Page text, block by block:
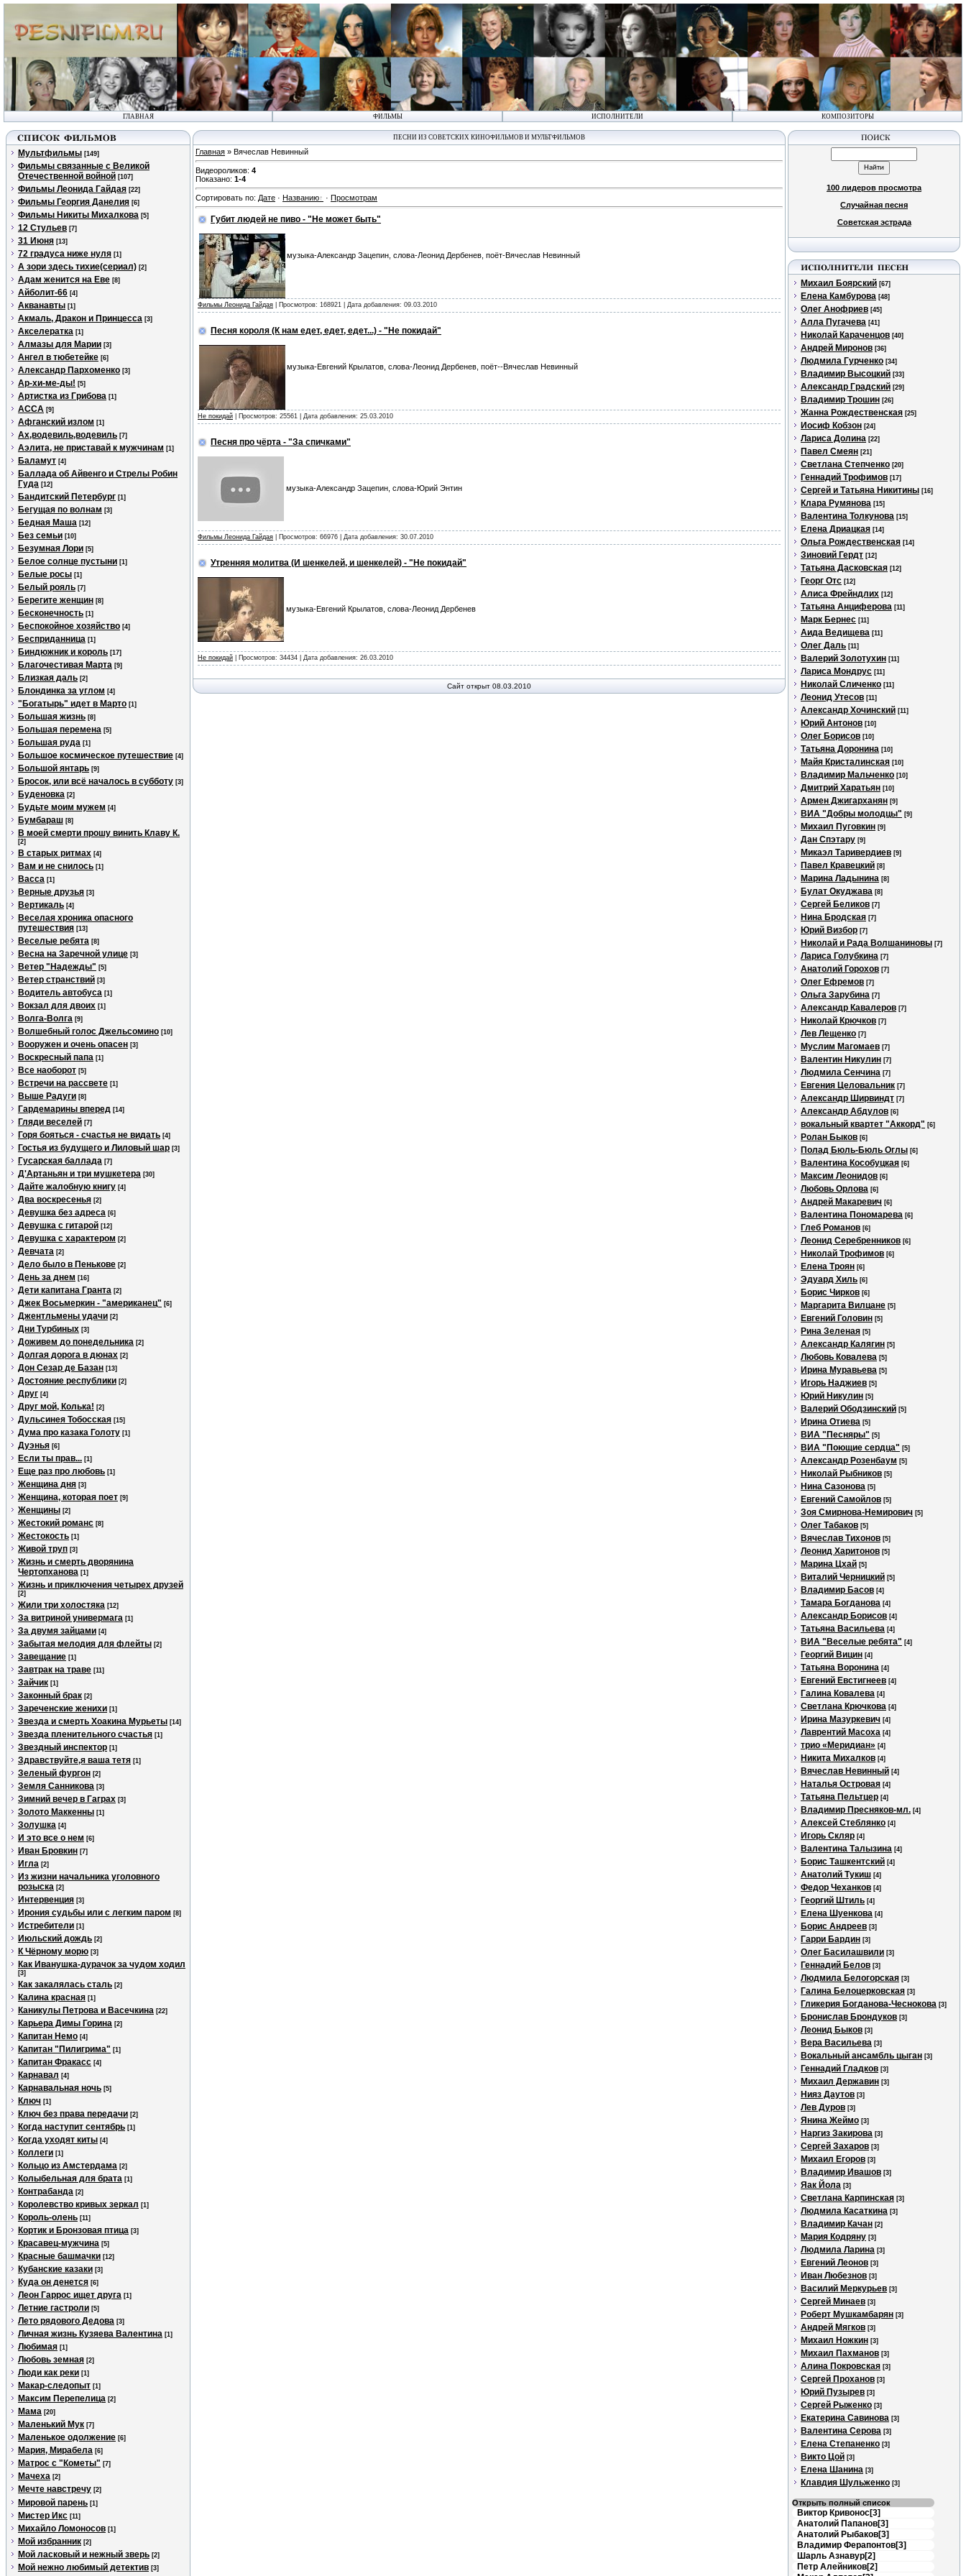
ГЛАВНАЯ ФИЛЬМЫ ИСПОЛНИТЕЛИ КОМПОЗИТОРЫ
Мультфильмы [149]
Фильмы связанные с Великой
Отечественной войной [107]
Фильмы Леонида Гайдая [22]
Фильмы Георгия Данелия [6]
Фильмы Никиты Михалкова [5]
12 Стульев [7]
31 Июня [13]
72 градуса ниже нуля [1]
А зори здесь тихие(сериал) [2]
Адам женится на Еве [8]
Айболит-66 [4]
Акванавты [1]
Акмаль, Дракон и Принцесса [3]
Акселератка [1]
Алмазы для Марии [3]
Ангел в тюбетейке [6]
Александр Пархоменко [3]
Ар-хи-ме-ды! [5]
Артистка из Грибова [1]
АССА [9]
Афганский излом [1]
Ах,водевиль,водевиль [7]
Аэлита, не приставай к мужчинам [1]
Баламут [4]
Баллада об Айвенго и Стрелы Робин
Гуда [12]
Бандитский Петербург [1]
Бегущая по волнам [3]
Бедная Маша [12]
Без семьи [10]
Безумная Лори [5]
Белое солнце пустыни [1]
Белые росы [1]
Белый рояль [7]
Берегите женщин [8]
Бесконечность [1]
Беспокойное хозяйство [4]
Бесприданница [1]
Биндюжник и король [17]
Благочестивая Марта [9]
Близкая даль [2]
Блондинка за углом [4]
"Богатырь" идет в Марто [1]
Большая жизнь [8]
Большая перемена [5]
Большая руда [1]
Большое космическое путешествие [4]
Большой янтарь [9]
Бросок, или всё началось в субботу [3]
Буденовка [2]
Будьте моим мужем [4]
Бумбараш [8]
В моей смерти прошу винить Клаву К.
[2]
В старых ритмах [4]
Вам и не снилось [1]
Васса [1]
Верные друзья [3]
Вертикаль [4]
Веселая хроника опасного
путешествия [13]
Веселые ребята [8]
Весна на Заречной улице [3]
Ветер "Надежды" [5]
Ветер странствий [3]
Водитель автобуса [1]
Вокзал для двоих [1]
Волга-Волга [9]
Волшебный голос Джельсомино [10]
Вооружен и очень опасен [3]
Воскресный папа [1]
Все наоборот [5]
Встречи на рассвете [1]
Выше Радуги [8]
Гардемарины вперед [14]
Гляди веселей [7]
Горя бояться - счастья не видать [4]
Гостья из будущего и Лиловый шар [3]
Гусарская баллада [7]
Д'Артаньян и три мушкетера [30]
Дайте жалобную книгу [4]
Два воскресенья [2]
Девушка без адреса [6]
Девушка с гитарой [12]
Девушка с характером [2]
Девчата [2]
Дело было в Пенькове [2]
День за днем [16]
Дети капитана Гранта [2]
Джек Восьмеркин - "американец" [6]
Джентльмены удачи [2]
Дни Турбиных [3]
Доживем до понедельника [2]
Долгая дорога в дюнах [2]
Дон Сезар де Базан [13]
Достояние республики [2]
Друг [4]
Друг мой, Колька! [2]
Дульсинея Тобосская [15]
Дума про казака Голоту [1]
Дуэнья [6]
Если ты прав... [1]
Еще раз про любовь [1]
Женщина дня [3]
Женщина, которая поет [9]
Женщины [2]
Жестокий романс [8]
Жестокость [1]
Живой труп [3]
Жизнь и смерть дворянина
Чертопханова [1]
Жизнь и приключения четырех друзей
[2]
Жили три холостяка [12]
За витриной универмага [1]
За двумя зайцами [4]
Забытая мелодия для флейты [2]
Завещание [1]
Завтрак на траве [11]
Зайчик [1]
Законный брак [2]
Зареченские женихи [1]
Звезда и смерть Хоакина Мурьеты [14]
Звезда пленительного счастья [1]
Звездный инспектор [1]
Здравствуйте,я ваша тетя [1]
Зеленый фургон [2]
Земля Санникова [3]
Зимний вечер в Гаграх [3]
Золото Маккенны [1]
Золушка [4]
И это все о нем [6]
Иван Бровкин [7]
Игла [2]
Из жизни начальника уголовного
розыска [2]
Интервенция [3]
Ирония судьбы или с легким паром [8]
Истребители [1]
Июльский дождь [2]
К Чёрному морю [3]
Как Иванушка-дурачок за чудом ходил
[3]
Как закалялась сталь [2]
Калина красная [1]
Каникулы Петрова и Васечкина [22]
Карьера Димы Горина [2]
Капитан Немо [4]
Капитан "Пилигрима" [1]
Капитан Фракасс [4]
Карнавал [4]
Карнавальная ночь [5]
Ключ [1]
Ключ без права передачи [2]
Когда наступит сентябрь [1]
Когда уходят киты [4]
Коллеги [1]
Кольцо из Амстердама [2]
Колыбельная для брата [1]
Контрабанда [2]
Королевство кривых зеркал [1]
Король-олень [11]
Кортик и Бронзовая птица [3]
Красавец-мужчина [5]
Красные башмачки [12]
Кубанские казаки [3]
Куда он денется [6]
Леон Гаррос ищет друга [1]
Летние гастроли [5]
Лето рядового Дедова [3]
Личная жизнь Кузяева Валентина [1]
Любимая [1]
Любовь земная [2]
Люди как реки [1]
Макар-следопыт [1]
Максим Перепелица [2]
Мама [20]
Маленький Мук [7]
Маленькое одолжение [6]
Мария, Мирабела [6]
Матрос с "Кометы" [7]
Мачеха [2]
Мечте навстречу [2]
Мировой парень [1]
Мистер Икс [11]
Михайло Ломоносов [1]
Мой избранник [2]
Мой ласковый и нежный зверь [2]
Мой нежно любимый детектив [3]
ПЕСНИ ИЗ СОВЕТСКИХ КИНОФИЛЬМОВ И МУЛЬТФИЛЬМОВ
Главная » Вячеслав Невинный
Видеороликов: 4
Показано: 1-4
Сортировать по: Дате · Названию · Просмотрам
Губит людей не пиво - "Не может быть"
музыка-Александр Зацепин, слова-Леонид Дербенев, поёт-Вячеслав Невинный
Фильмы Леонида Гайдая | Просмотров: 168921 | Дата добавления: 09.03.2010
Песня короля (К нам едет, едет, едет...) - "Не покидай"
музыка-Евгений Крылатов, слова-Леонид Дербенев, поёт--Вячеслав Невинный
Не покидай | Просмотров: 25561 | Дата добавления: 25.03.2010
Песня про чёрта - "За спичками"
музыка-Александр Зацепин, слова-Юрий Энтин
Фильмы Леонида Гайдая | Просмотров: 66976 | Дата добавления: 30.07.2010
Утренняя молитва (И шенкелей, и шенкелей) - "Не покидай"
музыка-Евгений Крылатов, слова-Леонид Дербенев
Не покидай | Просмотров: 34434 | Дата добавления: 26.03.2010
Сайт открыт 08.03.2010
100 лидеров просмотра
Случайная песня
Советская эстрада
Михаил Боярский [67]
Елена Камбурова [48]
Олег Анофриев [45]
Алла Пугачева [41]
Николай Караченцов [40]
Андрей Миронов [36]
Людмила Гурченко [34]
Владимир Высоцкий [33]
Александр Градский [29]
Владимир Трошин [26]
Жанна Рождественская [25]
Иосиф Кобзон [24]
Лариса Долина [22]
Павел Смеян [21]
Светлана Степченко [20]
Геннадий Трофимов [17]
Сергей и Татьяна Никитины [16]
Клара Румянова [15]
Валентина Толкунова [15]
Елена Дриацкая [14]
Ольга Рождественская [14]
Зиновий Гердт [12]
Татьяна Дасковская [12]
Георг Отс [12]
Алиса Фрейндлих [12]
Татьяна Анциферова [11]
Марк Бернес [11]
Аида Ведищева [11]
Олег Даль [11]
Валерий Золотухин [11]
Лариса Мондрус [11]
Николай Сличенко [11]
Леонид Утесов [11]
Александр Хочинский [11]
Юрий Антонов [10]
Олег Борисов [10]
Татьяна Доронина [10]
Майя Кристалинская [10]
Владимир Мальченко [10]
Дмитрий Харатьян [10]
Армен Джигарханян [9]
ВИА "Добры молодцы" [9]
Михаил Пуговкин [9]
Дан Спэтару [9]
Микаэл Таривердиев [9]
Павел Кравецкий [8]
Марина Ладынина [8]
Булат Окуджава [8]
Сергей Беликов [7]
Нина Бродская [7]
Юрий Визбор [7]
Николай и Рада Волшаниновы [7]
Лариса Голубкина [7]
Анатолий Горохов [7]
Олег Ефремов [7]
Ольга Зарубина [7]
Александр Кавалеров [7]
Николай Крючков [7]
Лев Лещенко [7]
Муслим Магомаев [7]
Валентин Никулин [7]
Людмила Сенчина [7]
Евгения Целовальник [7]
Александр Ширвиндт [7]
Александр Абдулов [6]
вокальный квартет "Аккорд" [6]
Ролан Быков [6]
Полад Бюль-Бюль Оглы [6]
Валентина Кособуцкая [6]
Максим Леонидов [6]
Любовь Орлова [6]
Андрей Макаревич [6]
Валентина Пономарева [6]
Глеб Романов [6]
Леонид Серебренников [6]
Николай Трофимов [6]
Елена Троян [6]
Эдуард Хиль [6]
Борис Чирков [6]
Маргарита Вилцане [5]
Евгений Головин [5]
Рина Зеленая [5]
Александр Калягин [5]
Любовь Ковалева [5]
Ирина Муравьева [5]
Игорь Наджиев [5]
Юрий Никулин [5]
Валерий Ободзинский [5]
Ирина Отиева [5]
ВИА "Песняры" [5]
ВИА "Поющие сердца" [5]
Александр Розенбаум [5]
Николай Рыбников [5]
Нина Сазонова [5]
Евгений Самойлов [5]
Зоя Смирнова-Немирович [5]
Олег Табаков [5]
Вячеслав Тихонов [5]
Леонид Харитонов [5]
Марина Цхай [5]
Виталий Черницкий [5]
Владимир Басов [4]
Тамара Богданова [4]
Александр Борисов [4]
Татьяна Васильева [4]
ВИА "Веселые ребята" [4]
Георгий Вицин [4]
Татьяна Воронина [4]
Евгений Евстигнеев [4]
Галина Ковалева [4]
Светлана Крючкова [4]
Ирина Мазуркевич [4]
Лаврентий Масоха [4]
трио «Меридиан» [4]
Никита Михалков [4]
Вячеслав Невинный [4]
Наталья Островая [4]
Татьяна Пельтцер [4]
Владимир Пресняков-мл. [4]
Алексей Стеблянко [4]
Игорь Скляр [4]
Валентина Талызина [4]
Борис Ташкентский [4]
Анатолий Тукиш [4]
Федор Чеханков [4]
Георгий Штиль [4]
Елена Шуенкова [4]
Борис Андреев [3]
Гарри Бардин [3]
Олег Басилашвили [3]
Геннадий Белов [3]
Людмила Белогорская [3]
Галина Белоцерковская [3]
Гликерия Богданова-Чеснокова [3]
Бронислав Брондуков [3]
Леонид Быков [3]
Вера Васильева [3]
Вокальный ансамбль цыган [3]
Геннадий Гладков [3]
Михаил Державин [3]
Нияз Даутов [3]
Лев Дуров [3]
Янина Жеймо [3]
Наргиз Закирова [3]
Сергей Захаров [3]
Михаил Егоров [3]
Владимир Ивашов [3]
Яак Йола [3]
Светлана Карпинская [3]
Людмила Касаткина [3]
Владимир Качан [2]
Мария Кодряну [3]
Людмила Ларина [3]
Евгений Леонов [3]
Иван Любезнов [3]
Василий Меркурьев [3]
Сергей Минаев [3]
Роберт Мушкамбарян [3]
Андрей Мягков [3]
Михаил Ножкин [3]
Михаил Пахманов [3]
Алина Покровская [3]
Сергей Проханов [3]
Юрий Пузырев [3]
Сергей Рыженко [3]
Екатерина Савинова [3]
Валентина Серова [3]
Елена Степаненко [3]
Викто Цой [3]
Елена Шанина [3]
Клавдия Шульженко [3]
Открыть полный список
Виктор Кривонос[3]
Анатолий Папанов[3]
Анатолий Рыбаков[3]
Владимир Ферапонтов[3]
Шарль Азнавур[2]
Петр Алейников[2]